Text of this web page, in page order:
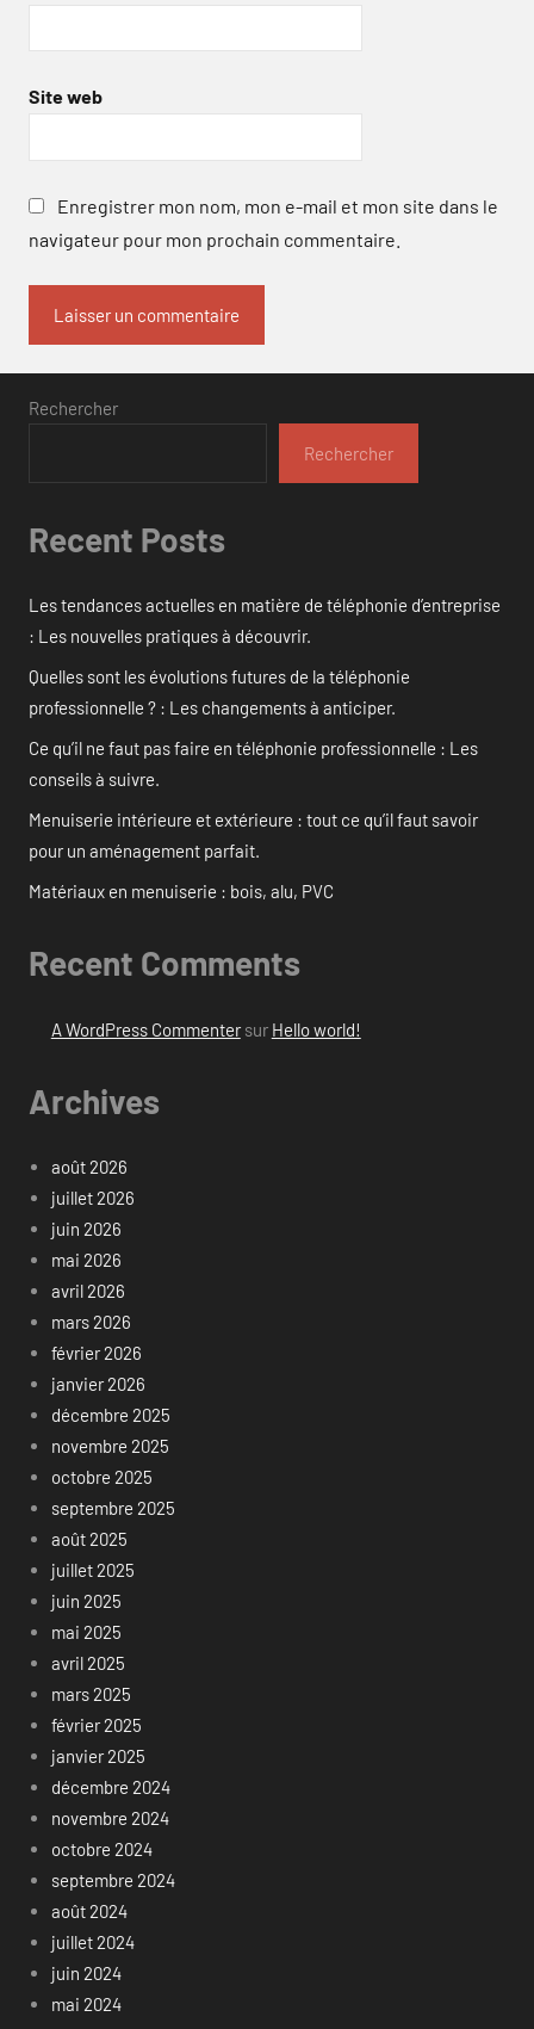
Site web
Enregistrer mon nom, mon e-mail et mon site dans le
navigateur pour mon prochain commentaire.
Rechercher
Rechercher
Recent Posts
Les tendances actuelles en matière de téléphonie d’entreprise
: Les nouvelles pratiques à découvrir.
Quelles sont les évolutions futures de la téléphonie
professionnelle ? : Les changements à anticiper.
Ce qu’il ne faut pas faire en téléphonie professionnelle : Les
conseils à suivre.
Menuiserie intérieure et extérieure : tout ce qu’il faut savoir
pour un aménagement parfait.
Matériaux en menuiserie : bois, alu, PVC
Recent Comments
A WordPress Commentersur Hello world!
Archives
août 2026
juillet 2026
juin 2026
mai 2026
avril 2026
mars 2026
février 2026
janvier 2026
décembre 2025
novembre 2025
octobre 2025
septembre 2025
août 2025
juillet 2025
juin 2025
mai 2025
avril 2025
mars 2025
février 2025
janvier 2025
décembre 2024
novembre 2024
octobre 2024
septembre 2024
août 2024
juillet 2024
juin 2024
mai 2024